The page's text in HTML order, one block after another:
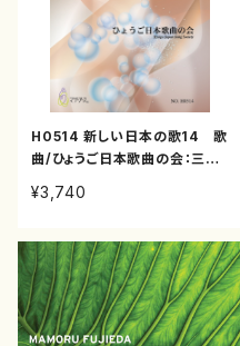
H0514 新しい日本の歌14 歌
曲/ひょうご日本歌曲の会：三善
淳子、古瀬徳雄、中西覚/楽譜
¥3,740